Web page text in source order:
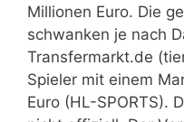
Millionen Euro. Die
schwanken je nach
Transfermarkt.de
Spieler mit einem
Euro (HL-SPORTS).